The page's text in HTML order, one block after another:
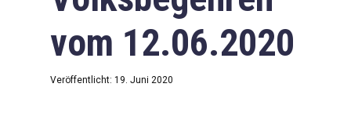
vom 12.06.2020
Veröffentlicht: 19. Juni 2020